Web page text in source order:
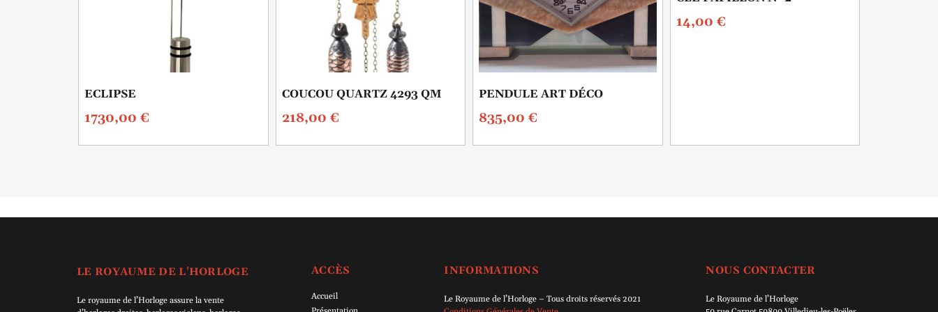
ECLIPSE
1730,00 €
COUCOU QUARTZ 4293 QM
218,00 €
PENDULE ART DÉCO
835,00 €
14,00 €
LE ROYAUME DE L'HORLOGE
Le royaume de l’Horloge assure la vente
ACCÈS
Accueil
INFORMATIONS
Le Royaume de l’Horloge – Tous droits réservés 2021
NOUS CONTACTER
Le Royaume de l’Horloge